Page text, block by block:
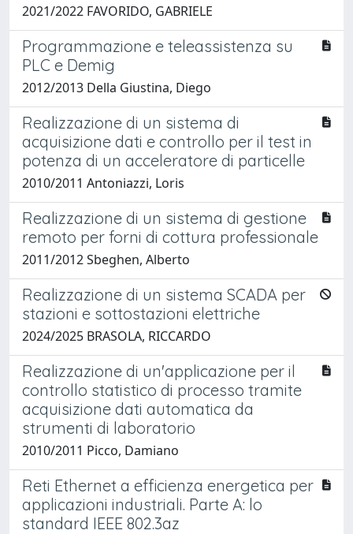
2021/2022 FAVORIDO, GABRIELE
Programmazione e teleassistenza su
PLC e Demig
2012/2013 Della Giustina, Diego
Realizzazione di un sistema di
acquisizione dati e controllo per il test in
potenza di un acceleratore di particelle
2010/2011 Antoniazzi, Loris
Realizzazione di un sistema di gestione
remoto per forni di cottura professionale
2011/2012 Sbeghen, Alberto
Realizzazione di un sistema SCADA per
stazioni e sottostazioni elettriche
2024/2025 BRASOLA, RICCARDO
Realizzazione di un'applicazione per il
controllo statistico di processo tramite
acquisizione dati automatica da
strumenti di laboratorio
2010/2011 Picco, Damiano
Reti Ethernet a efficienza energetica per
applicazioni industriali. Parte A: lo
standard IEEE 802.3az